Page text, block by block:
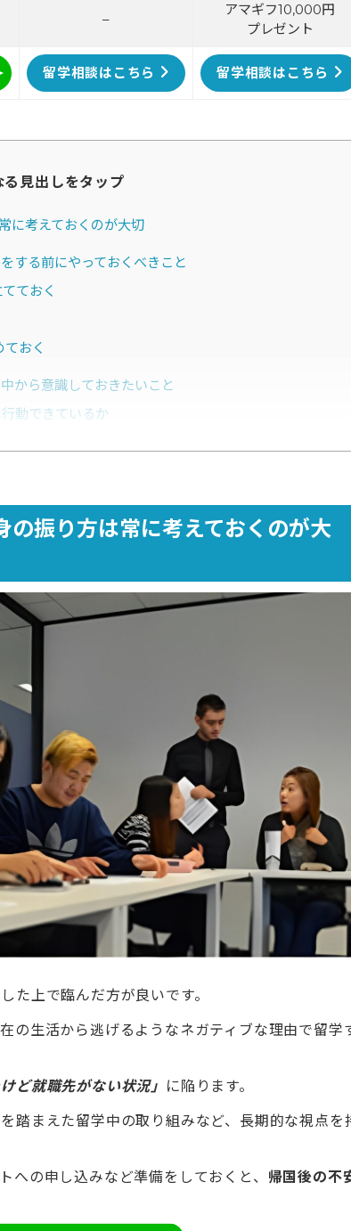
–
アマギフ10,000円
プレゼント
留学相談はこちら 留学相談はこちら
る見出しをタップ
に考えておくのが大切
する前にやっておくべきこと
ておく
おく
から意識しておきたいこと
動できているか
と学びを得られているか
験者の実例をもとに紹介
せる職業に就く場合
得が必要な職業に就く場合
現地で就職する手段もある
い！取れる選択肢を紹介
どで学び直す
ことまで不安があればタビケン留学へ
！タビケンプライムとは？
ないと後悔しやすい
3つの特徴
りやすい人
リの準備段階で気をつけること
ない場合はなるべく休職を選ぶ
らないだけの貯金を用意しておく
できるメンターを見つけておく
方の実際の体験談
0だった僕が店長になった話
の振り方は常に考えておくのが大
た上で臨んだ方が良いです。
の生活から逃げるようなネガティブな理由で留学
けど就職先がない状況」 に陥ります。
踏まえた留学中の取り組みなど、長期的な視点を
への申し込みなど準備をしておくと、 帰国後の不